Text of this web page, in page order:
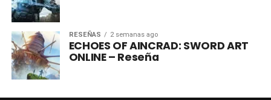
RESEÑAS 2 semanas ago
ECHOES OF AINCRAD: SWORD ART
ONLINE – Reseña